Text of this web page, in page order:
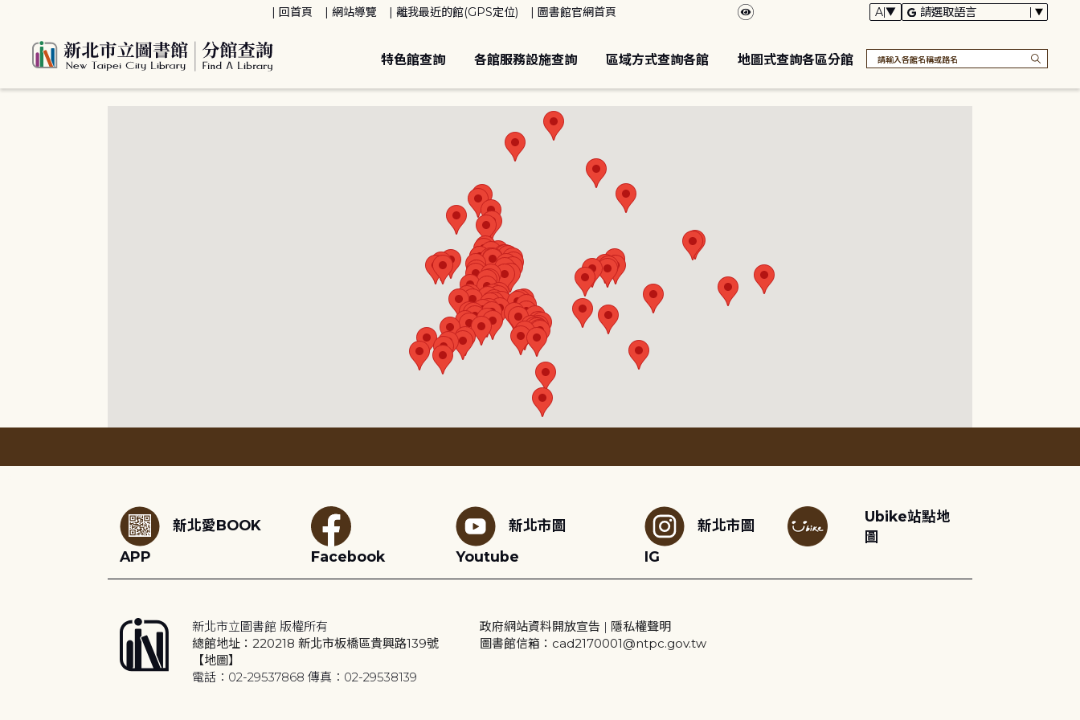
回首頁 網站導覽 離我最近的館(GPS定位) 圖書館官網首頁
特色館查詢 各館服務設施查詢 區域方式查詢各館 地圖式查詢各區分館
新北愛BOOK
APP
Facebook
新北市圖
Youtube
新北市圖
IG
Ubike站點地
圖
新北市立圖書館 版權所有
總館地址：220218 新北市板橋區貴興路139號
【地圖】
電話：02-29537868 傳真：02-29538139
政府網站資料開放宣告 | 隱私權聲明
圖書館信箱：cad2170001@ntpc.gov.tw